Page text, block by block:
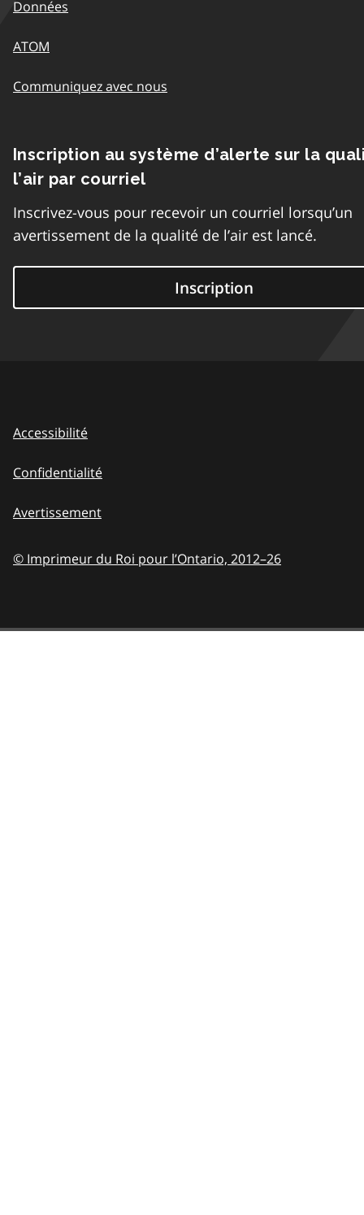
Données
ATOM
Communiquez avec nous
Inscription au système d’alerte sur la
l’air par courriel
Inscrivez-vous pour recevoir un courriel lorsqu’un
avertissement de la qualité de l’air est lancé.
Inscription
Accessibilité
Confidentialité
Avertissement
© Imprimeur du Roi pour l’Ontario, 2012–26